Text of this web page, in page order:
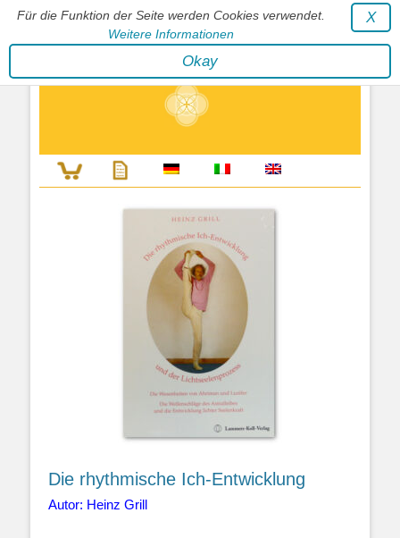
Für die Funktion der Seite werden Cookies verwendet.
Weitere Informationen
X
Okay
Stephan Wunderlich Verlag
Literatur zur Förderung der Gestaltfähigkeit des Lebens
Die rhythmische Ich-Entwicklung
Autor: Heinz Grill